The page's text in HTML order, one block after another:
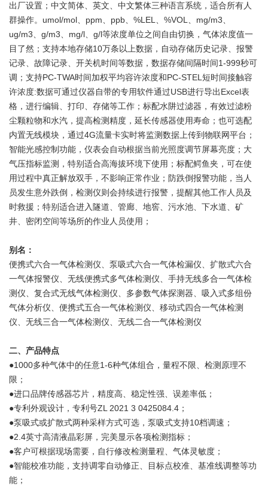
出厂设置；中文简体、英文、中文繁体三种语言系统，适合所有人
群操作。umol/mol、ppm、ppb、%LEL、%VOL、mg/m3、
ug/m3、g/m3、mg/l、g/l等浓度单位之间自由切换，气体浓度值一
目了然；支持本地存储10万条以上数据，自动存储历史记录、报警
记录、故障记录、开关机时间等数据，数据存储间隔时间1-999秒可
调；支持PC-TWA时间加权平均容许浓度和PC-STEL短时间接触容
许浓度:数据可通过仪器自带的专用软件通过USB进行导出Excel表
格，进行编辑、打印、存储等工作；标配水阱过滤器，有效过滤粉
尘颗粒物和水汽，提高检测精度，延长传感器使用寿命；也可选配
内置无线模块，通过4G流量卡实时将监测数据上传到物联网平台；
智能光感控制功能，仪表会自动根据当前光照度调节屏幕亮度；大
气压指标监测，特别适合高海拔环境下使用；标配鳄鱼夹，可在使
用过程中真正解放双手，不影响正常作业；防跌倒报警功能，当人
员发生意外跌倒，检测仪则会持续进行报警，提醒其他工作人员及
时救援；特别适合进入隧道、管廊、地窖、污水池、下水道、矿
井、密闭空间等场所的作业人员使用；
别名：
便携式六合一气体检测仪、泵吸式六合一气体检漏仪、扩散式六合
一气体报警仪、无线便携式多气体检测仪、手持无线多合一气体检
测仪、复合式无线气体检测仪、多参数气体探测器、吸入式多组份
气体分析仪、便携式五合一气体检测仪、移动式四合一气体检测
仪、无线三合一气体检测仪、无线二合一气体检测仪
二、产品特点
●1000多种气体中的任意1-6种气体组合，量程不限、检测原理不
限；
●进口品牌传感器芯片，精度高、稳定性强、误差率低；
●专利外观设计，专利号ZL 2021 3 0425084.4；
●泵吸式或扩散式两种采样方式可选，泵吸式支持10档调速；
●2.4英寸高清液晶彩屏，完美显示各项检测指标；
●客户可根据现场需要，自行修改检测量程、气体灵敏度；
●智能校准功能，支持调零自动修正、目标点校准、基准线调整等功
能；